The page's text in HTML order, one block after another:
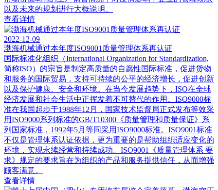
以及未来的规划进行大概说明。
查看详情
2022-12-09
渤海机械通过本年度ISO9001质量管理体系再认证
国际标准化组织（International Organization for Standardization,
简称ISO）的宗旨是制定高质量的自愿性国际标准，促进货物
和服务的国际贸易，支持可持续的公平的经济增长，促进创新
以及保护健康、安全和环境。在当今发展趋势下，ISO在全球
经济发展和社会生活中正挥发着不可替代的作用。ISO9000标
准在我国起步于1988年12月，国家技术监督局正式发布等效采
用ISO9000系列标准的GB/T10300《质量管理和质量保证》系
列国家标准，1992年5月等同采用ISO9000标准。ISO9001标准
不仅是管理体系认证依据，更为重要的是帮助组织适应变化的
环境，实现永续经营和持续成功。ISO9001《质量管理体系 要
求》规定的要求旨在为组织的产品和服务提供信任，从而增强
顾客满意。
查看详情